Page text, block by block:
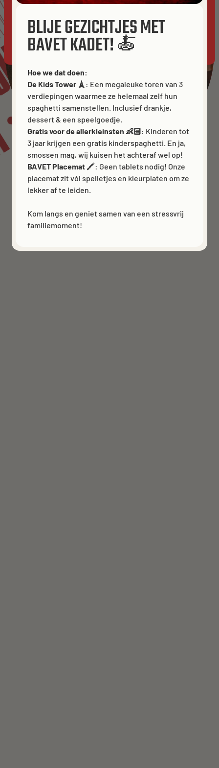
PRIVACY
BLIJE GEZICHTJES MET
BAVET KADET! 🍝
Hoe we dat doen:
De Kids Tower 🗼 : Een megaleuke toren van 3
verdiepingen waarmee ze helemaal zelf hun
spaghetti samenstellen. Inclusief drankje,
dessert & een speelgoedje.
Gratis voor de allerkleinsten 👶🏻: Kinderen tot
3 jaar krijgen een gratis kinderspaghetti. En ja,
smossen mag, wij kuisen het achteraf wel op!
BAVET Placemat 🖍️: Geen tablets nodig! Onze
placemat zit vól spelletjes en kleurplaten om ze
lekker af te leiden.
Kom langs en geniet samen van een stressvrij
familiemoment!
ACCEPT ALL
ALLOW ANALYTICS ESSENTIALS ONLY